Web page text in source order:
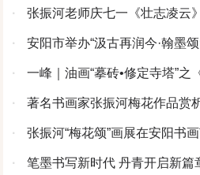
牡丹画赏析
·
张振河老师庆七一《壮志凌云
阳书画艺术馆启幕
·
安阳市举办“汲古再润今·翰墨
画精品展
· 一峰｜油画“摹砖•修定寺塔”之
· 著名书画家张振河梅花作品赏
·
张振河“梅花颂”画展在安阳书
开幕
·
笔墨书写新时代 丹青开启新篇